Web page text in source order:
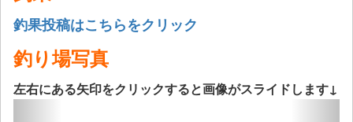
釣果投稿はこちらをクリック
釣り場写真
左右にある矢印をクリックすると画像がスライドします↓